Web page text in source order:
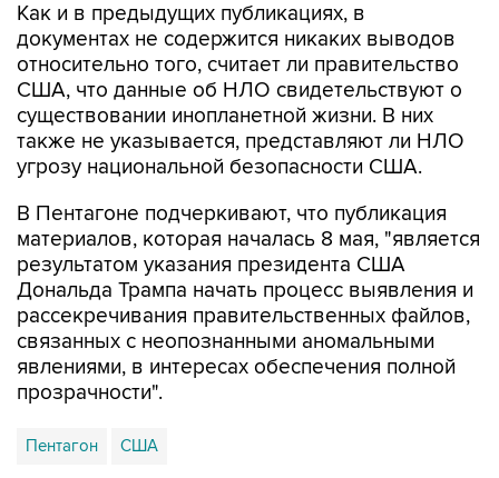
Как и в предыдущих публикациях, в
документах не содержится никаких выводов
относительно того, считает ли правительство
США, что данные об НЛО свидетельствуют о
существовании инопланетной жизни. В них
также не указывается, представляют ли НЛО
угрозу национальной безопасности США.
В Пентагоне подчеркивают, что публикация
материалов, которая началась 8 мая, "является
результатом указания президента США
Дональда Трампа начать процесс выявления и
рассекречивания правительственных файлов,
связанных с неопознанными аномальными
явлениями, в интересах обеспечения полной
прозрачности".
Пентагон США